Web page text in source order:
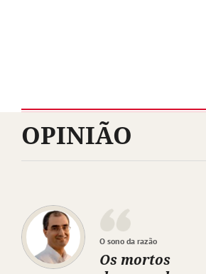
OPINIÃO
O sono da razão
Os mortos